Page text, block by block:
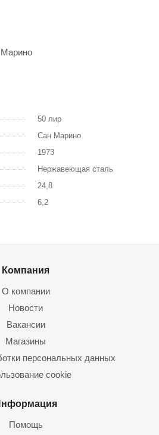
Марино
50 лир
Сан Марино
1973
Нержавеющая сталь
24,8
6,2
Компания
О компании
Новости
Вакансии
Магазины
персональных данных
cookie
Помощь